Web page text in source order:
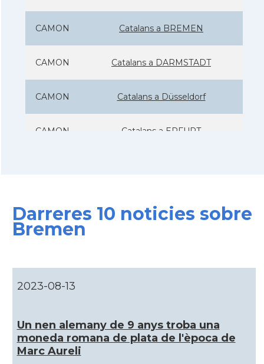
CAMON Catalans a BREMEN
CAMON Catalans a DARMSTADT
CAMON Catalans a Düsseldorf
CAMON Catalans a ERFURT
CAMON
CAMON Catalans a Hamburg
CAMON Catalans a HEILBRONN
Darreres 10 noticies sobre
Bremen
2023-08-13
Un nen alemany de 9 anys troba una
moneda romana de plata de l'època de
Marc Aureli